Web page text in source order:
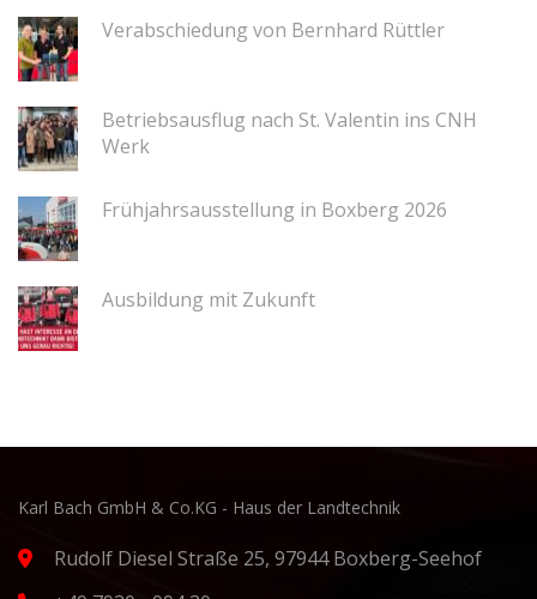
Verabschiedung von Bernhard Rüttler
Betriebsausflug nach St. Valentin ins CNH
Werk
Frühjahrsausstellung in Boxberg 2026
Ausbildung mit Zukunft
Karl Bach GmbH & Co.KG - Haus der Landtechnik
Rudolf Diesel Straße 25, 97944 Boxberg-Seehof